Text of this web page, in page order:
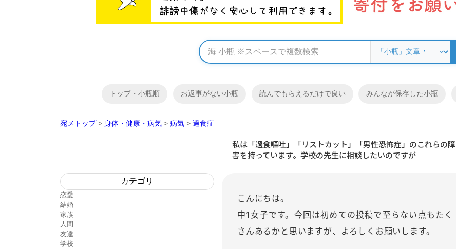
トップ・小瓶順 お返事がない小瓶 読んでもらえるだけで良い みんなが保存した小瓶
宛メトップ > 身体・健康・病気 > 病気 > 過食症
私は「過食嘔吐」「リストカット」「男性恐怖症」のこれらの障
害を持っています。学校の先生に相談したいのですが
カテゴリ
恋愛
結婚
家族
人間
友達
学校
こんにちは。
中1女子です。今回は初めての投稿で至らない点もたく
さんあるかと思いますが、よろしくお願いします。